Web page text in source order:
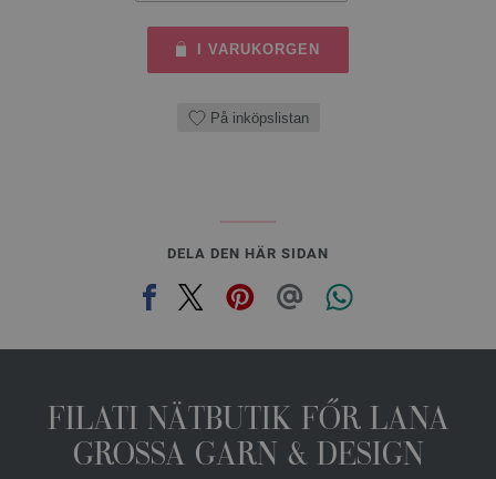
I VARUKORGEN
På inköpslistan
DELA DEN HÄR SIDAN
FILATI NÄTBUTIK FŐR LANA
GROSSA GARN & DESIGN